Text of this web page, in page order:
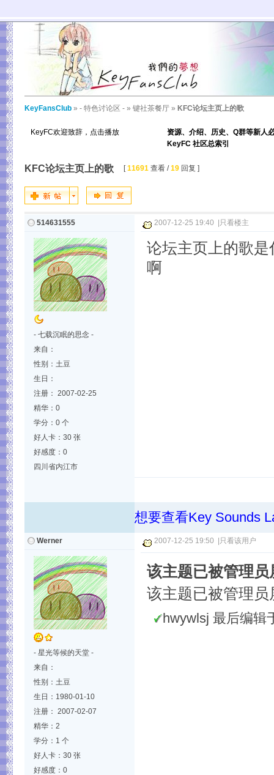
KeyFansClub » - 特色讨论区 - » 键社茶餐厅 » KFC论坛主页上的歌
KeyFC欢迎致辞，点击播放
资源、介绍、历史、Q群等新人
KeyFC 社区总索引
KFC论坛主页上的歌 [11691 查看 /19 回复 ]
514631555
- 七载沉眠的思念 -
来自：
性别：土豆
生日：
注册： 2007-02-25
精华：0
学分：0 个
好人卡：30 张
好感度：0
四川省内江市
2007-12-25 19:40 只看楼主
论坛主页上的歌
啊
想要查看Key Sounds
Werner
- 星光等候的天堂 -
来自：
性别：土豆
生日：1980-01-10
注册： 2007-02-07
精华：2
学分：1 个
好人卡：30 张
好感度：0
2007-12-25 19:50 只看该用户
该主题已被管理员
该主题已被管理员
hwywlsj 最后编辑